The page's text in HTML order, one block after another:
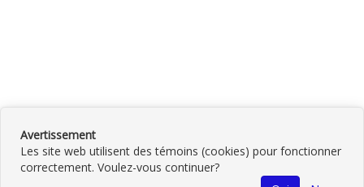
Contactez-
Avertissement
Les site web utilisent des témoins (cookies) pour fonctionner
correctement. Voulez-vous continuer?